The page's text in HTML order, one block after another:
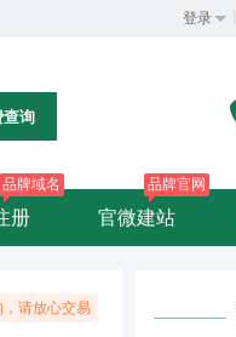
登录
查询
册
品牌域名
官微建站
品牌官网
请放心交易